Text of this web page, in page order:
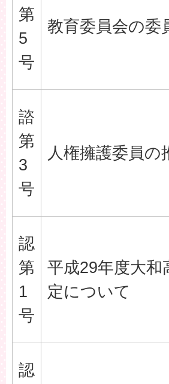
第
5
号
教育委員会の委
諮
第
3
号
人権擁護委員の
認
第
1
号
平成29年度大和
定について
認